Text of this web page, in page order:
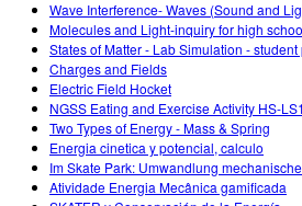
Wave Interference- Waves (Sound and
Molecules and Light-inquiry for high
States of Matter - Lab Simulation -
Charges and Fields
Electric Field Hocket
NGSS Eating and Exercise Activity HS-
Two Types of Energy - Mass & Spring
Energia cinetica y potencial, calculo
Im Skate Park: Umwandlung
Atividade Energia Mecânica gamificada